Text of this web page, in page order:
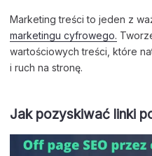
Marketing treści to jeden z
marketingu cyfrowego.
wartościowych treści, które
i ruch na stronę.
Jak pozyskiwać linki